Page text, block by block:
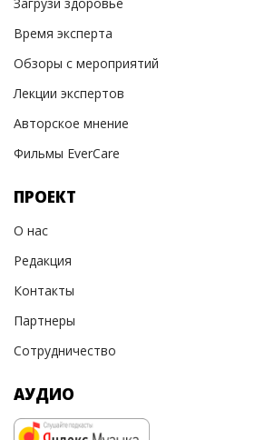
Загрузи здоровье
Время эксперта
Обзоры с мероприятий
Лекции экспертов
Авторское мнение
Фильмы EverCare
ПРОЕКТ
О нас
Редакция
Контакты
Партнеры
Сотрудничество
АУДИО